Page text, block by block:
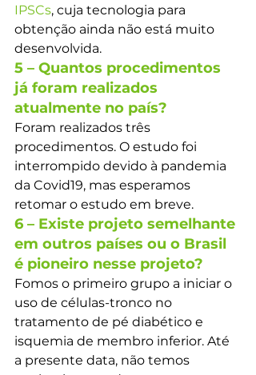
IPSCs, cuja tecnologia para
obtenção ainda não está muito
desenvolvida.
5 – Quantos procedimentos
já foram realizados
atualmente no país?
Foram realizados três
procedimentos. O estudo foi
interrompido devido à pandemia
da Covid19, mas esperamos
retomar o estudo em breve.
6 – Existe projeto semelhante
em outros países ou o Brasil
é pioneiro nesse projeto?
Fomos o primeiro grupo a iniciar o
uso de células-tronco no
tratamento de pé diabético e
isquemia de membro inferior. Até
a presente data, não temos